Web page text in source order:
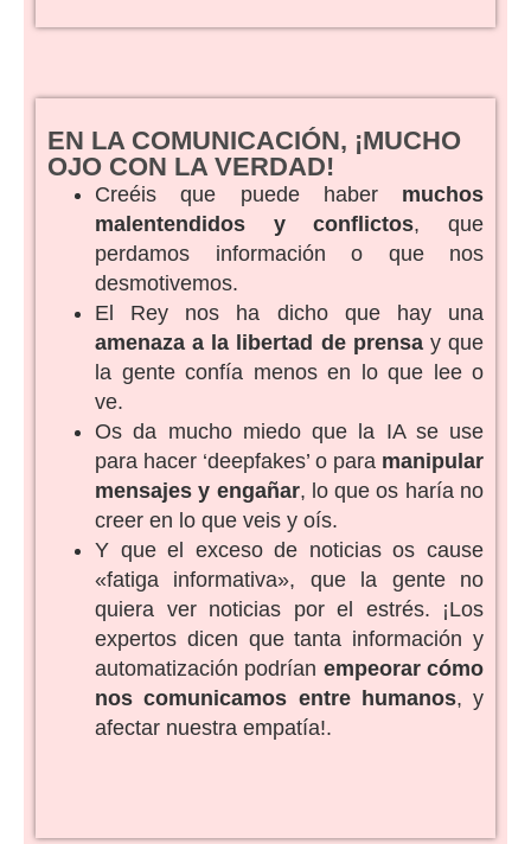
EN LA COMUNICACIÓN, ¡MUCHO
OJO CON LA VERDAD!
Creéis que puede haber muchos
malentendidos y conflictos, que
perdamos información o que nos
desmotivemos.
El Rey nos ha dicho que hay una
amenaza a la libertad de prensay que
la gente confía menos en lo que lee o
ve.
Os da mucho miedo que la IA se use
para hacer ‘deepfakes’ o para manipular
mensajes y engañar, lo que os haría no
creer en lo que veis y oís.
Y que el exceso de noticias os cause
«fatiga informativa», que la gente no
quiera ver noticias por el estrés. ¡Los
expertos dicen que tanta información y
automatización podrían empeorar cómo
nos comunicamos entre humanos, y
afectar nuestra empatía!.